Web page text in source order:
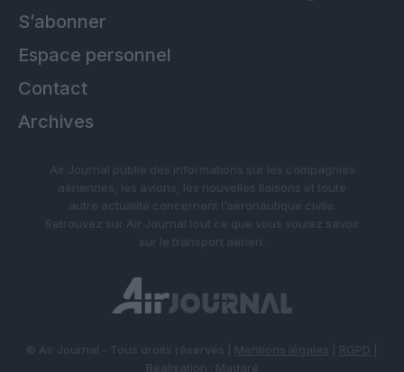
S’abonner
Espace personnel
Contact
Archives